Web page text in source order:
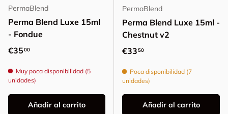
PermaBlend
Perma Blend Luxe 15ml
- Fondue
Precio normal
€3500
Muy poca disponibilidad (5
unidades)
Añadir al carrito
PermaBlend
Perma Blend Luxe 15ml -
Chestnut v2
Precio normal
€3350
Poca disponibilidad (7
unidades)
Añadir al carrito